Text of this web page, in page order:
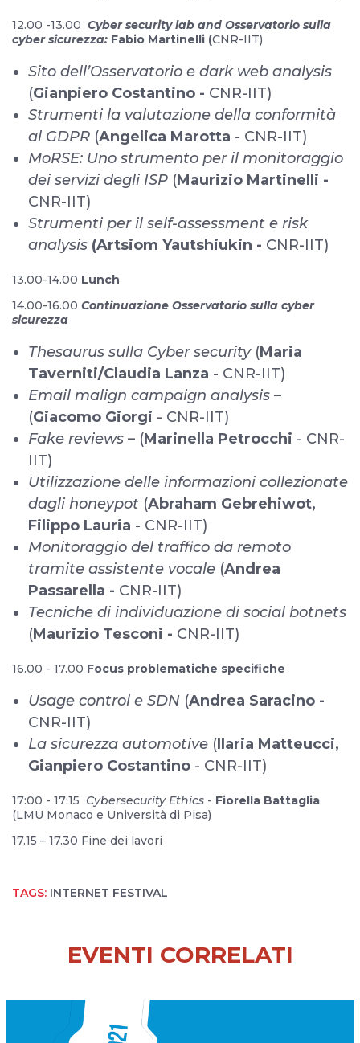
12.00 -13.00 Cyber security lab and Osservatorio sulla
cyber sicurezza: Fabio Martinelli (CNR-IIT)
Sito dell’Osservatorio e dark web analysis
(Gianpiero Costantino - CNR-IIT)
Strumenti la valutazione della conformità
al GDPR (Angelica Marotta - CNR-IIT)
MoRSE: Uno strumento per il monitoraggio
dei servizi degli ISP (Maurizio Martinelli -
CNR-IIT)
Strumenti per il self-assessment e risk
analysis (Artsiom Yautshiukin - CNR-IIT)
13.00-14.00 Lunch
14.00-16.00 Continuazione Osservatorio sulla cyber
sicurezza
Thesaurus sulla Cyber security (Maria
Taverniti/Claudia Lanza - CNR-IIT)
Email malign campaign analysis –
(Giacomo Giorgi - CNR-IIT)
Fake reviews – (Marinella Petrocchi - CNR-
IIT)
Utilizzazione delle informazioni collezionate
dagli honeypot (Abraham Gebrehiwot,
Filippo Lauria - CNR-IIT)
Monitoraggio del traffico da remoto
tramite assistente vocale (Andrea
Passarella - CNR-IIT)
Tecniche di individuazione di social botnets
(Maurizio Tesconi - CNR-IIT)
16.00 - 17.00 Focus problematiche specifiche
Usage control e SDN (Andrea Saracino -
CNR-IIT)
La sicurezza automotive (Ilaria Matteucci,
Gianpiero Costantino - CNR-IIT)
17:00 - 17:15 Cybersecurity Ethics - Fiorella Battaglia
(LMU Monaco e Università di Pisa)
17.15 – 17.30 Fine dei lavori
TAGS: INTERNET FESTIVAL
EVENTI CORRELATI